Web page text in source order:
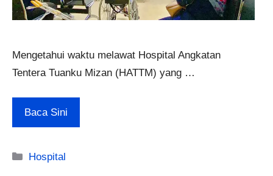
Mengetahui waktu melawat Hospital Angkatan
Tentera Tuanku Mizan (HATTM) yang …
Baca Sini
Categories
Hospital